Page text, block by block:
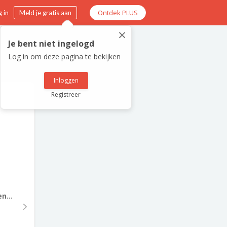
in Meld je gratis aan Ontdek PLUS
×
Je bent niet ingelogd
Log in om deze pagina te bekijken
Inloggen
Registreer